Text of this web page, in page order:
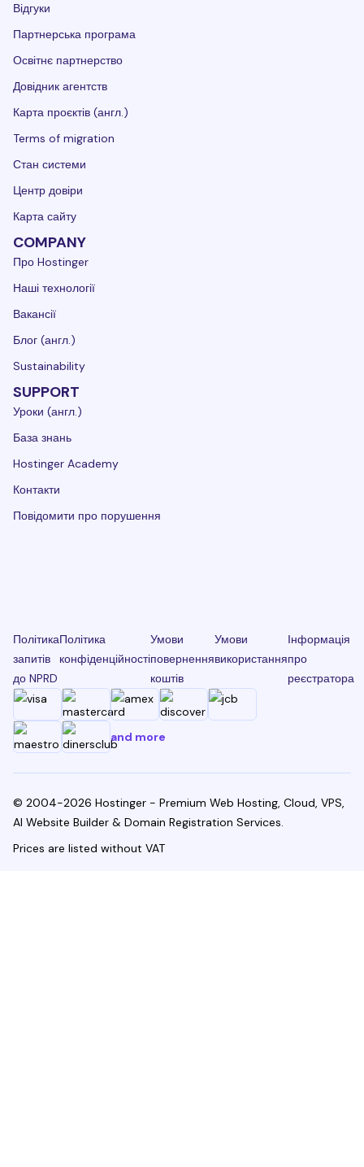
Відгуки
Партнерська програма
Освітнє партнерство
Довідник агентств
Карта проєктів (англ.)
Terms of migration
Стан системи
Центр довіри
Карта сайту
COMPANY
Про Hostinger
Наші технології
Вакансії
Блог (англ.)
Sustainability
SUPPORT
Уроки (англ.)
База знань
Hostinger Academy
Контакти
Повідомити про порушення
Політика
запитів
до NPRD
Політика
конфіденційності
Умови
повернення
коштів
Умови
використання
Інформація
про
реєстратора
and more
© 2004-2026 Hostinger - Premium Web Hosting, Cloud, VPS,
AI Website Builder & Domain Registration Services.
Prices are listed without VAT